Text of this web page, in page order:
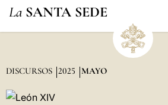
La SANTA SEDE
DISCURSOS 2025 MAYO